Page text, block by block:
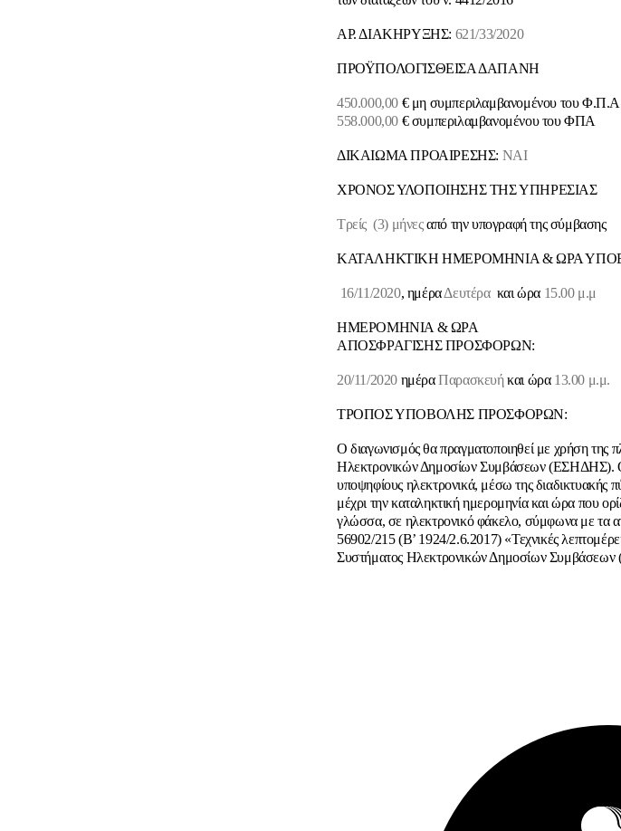
ΑΡ. ΔΙΑΚΗΡΥΞΗΣ: 621/33/2020
ΠΡΟΫΠΟΛΟΓΙΣΘΕΙΣΑ ΔΑΠΑΝΗ
450.000,00 € μη συμπεριλαμβανομένου του
558.000,00 € συμπεριλαμβανομένου του ΦΠΑ
ΔΙΚΑΙΩΜΑ ΠΡΟΑΙΡΕΣΗΣ: ΝΑΙ
ΧΡΟΝΟΣ ΥΛΟΠΟΙΗΣΗΣ ΤΗΣ ΥΠΗΡΕΣΙΑΣ
Τρείς (3) μήνεςαπό την υπογραφή της σύμβασης
ΚΑΤΑΛΗΚΤΙΚΗ ΗΜΕΡΟΜΗΝΙΑ & ΩΡΑ
16/11/2020, ημέραΔευτέρα και ώρα 15.00 μ.μ
ΗΜΕΡΟΜΗΝΙΑ & ΩΡΑ
ΑΠΟΣΦΡΑΓΙΣΗΣ ΠΡΟΣΦΟΡΩΝ:
20/11/2020 ημέραΠαρασκευήκαι ώρα 13.00 μ.μ.
ΤΡΟΠΟΣ ΥΠΟΒΟΛΗΣ ΠΡΟΣΦΟΡΩΝ:
Ο διαγωνισμός θα πραγματοποιηθεί με χρήση της
Ηλεκτρονικών Δημοσίων Συμβάσεων (ΕΣΗΔΗΣ).
υποψηφίους ηλεκτρονικά, μέσω της διαδικτυακής
μέχρι την καταληκτική ημερομηνία και ώρα που
γλώσσα, σε ηλεκτρονικό φάκελο, σύμφωνα με τα
56902/215 (Β’ 1924/2.6.2017) «Τεχνικές
Συστήματος Ηλεκτρονικών Δημοσίων